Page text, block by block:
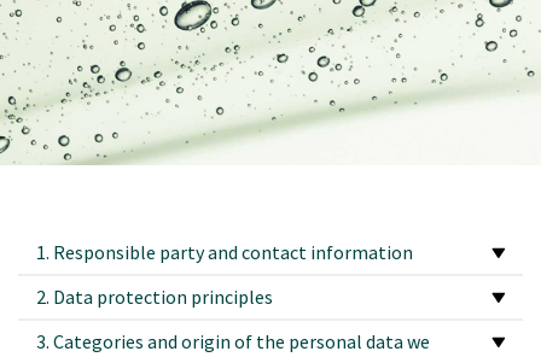
1. Responsible party and contact information
2. Data protection principles
3. Categories and origin of the personal data we